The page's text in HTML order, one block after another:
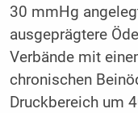
30 mmHg
ausgeprägtere
Verbände mit
chronischen
Druckbereich um